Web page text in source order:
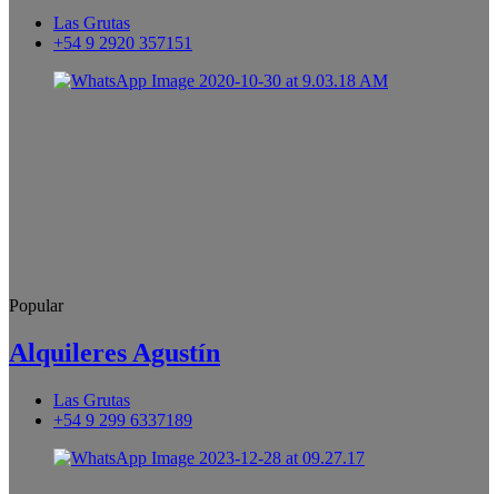
Las Grutas
+54 9 2920 357151
Popular
Alquileres Agustín
Las Grutas
+54 9 299 6337189